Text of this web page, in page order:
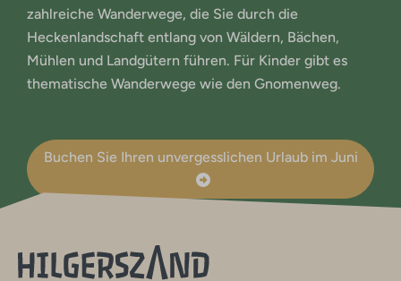
zahlreiche Wanderwege, die Sie durch die
Heckenlandschaft entlang von Wäldern, Bächen,
Mühlen und Landgütern führen. Für Kinder gibt es
thematische Wanderwege wie den Gnomenweg.
Buchen Sie Ihren unvergesslichen Urlaub im Juni